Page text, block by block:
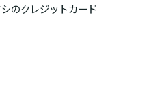
のクレジットカード